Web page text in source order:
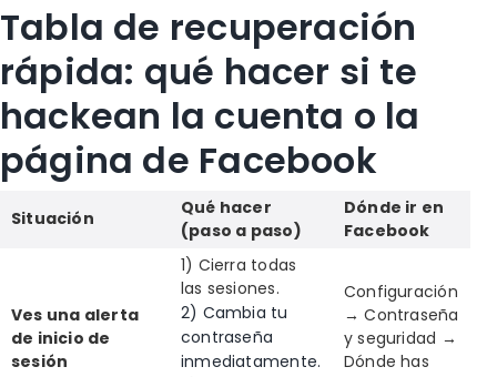
Tabla de recuperación
rápida: qué hacer si te
hackean la cuenta o la
página de Facebook
Situación
Qué hacer
(paso a paso)
Dónde ir en
Facebook
Ves una alerta
de inicio de
sesión
1) Cierra todas
las sesiones.
2) Cambia tu
contraseña
inmediatamente.
Configuración
→ Contraseña
y seguridad →
Dónde has